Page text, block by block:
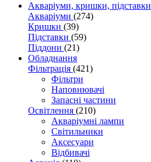
Акваріуми, кришки, підставки
Акваріуми (274)
Кришки (39)
Підставки (59)
Піддони (21)
Обладнання
Фільтрація (421)
Фільтри
Наповнювачі
Запасні частини
Освітлення (210)
Акваріумні лампи
Світильники
Аксесуари
Відбивачі